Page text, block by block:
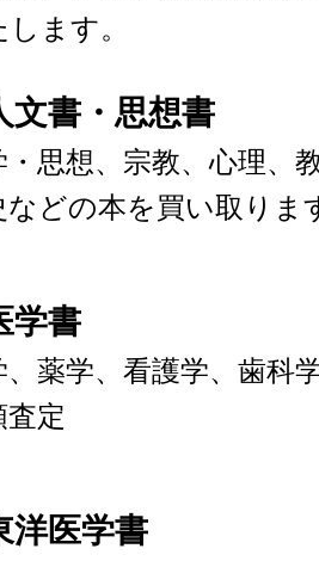
します。
文書・思想書
・思想、宗教、心理、
などの本を買い取りま
学書
、薬学、看護学、歯科
査定
洋医学書